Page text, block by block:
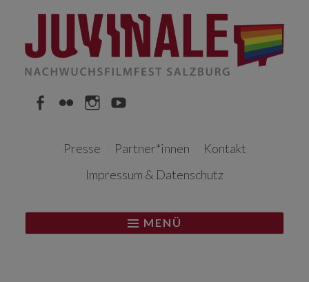
Inhalt
Presse
Partner*innen
Kontakt
Impressum & Datenschutz
MENÜ